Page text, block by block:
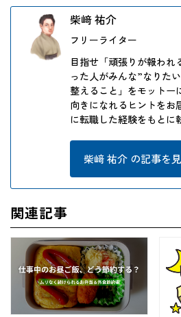
柴﨑 祐介
フリーライター
目指せ「頑張りが報われ
った人がみんな”なりた
整えること」をモットー
向きになれるヒントをお
に転職した経験をもとに
柴﨑 祐介 の記事を
関連記事